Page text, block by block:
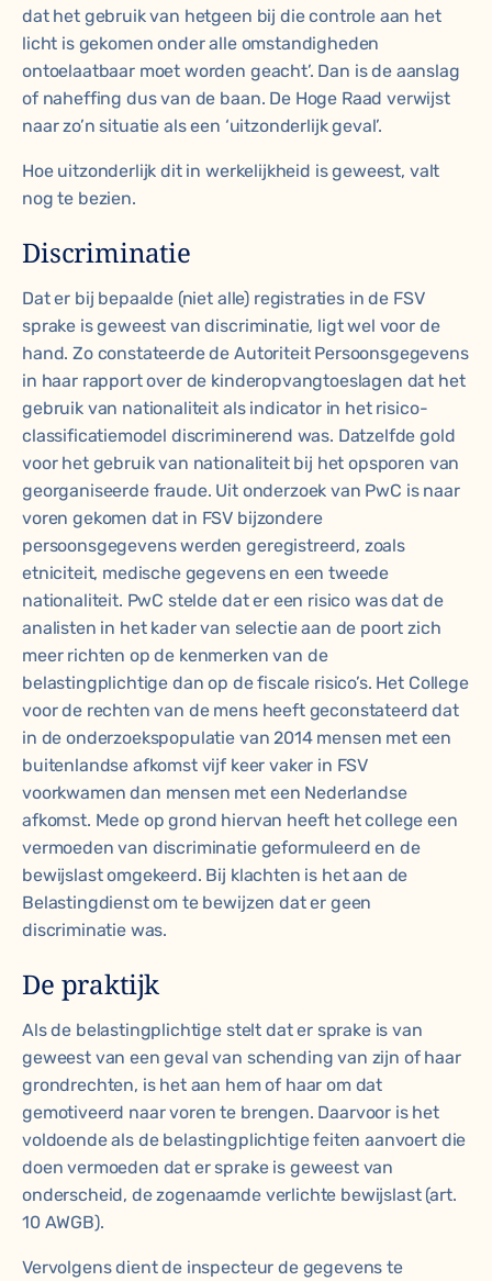
dat het gebruik van hetgeen bij die controle aan het
licht is gekomen onder alle omstandigheden
ontoelaatbaar moet worden geacht’. Dan is de aanslag
of naheffing dus van de baan. De Hoge Raad verwijst
naar zo’n situatie als een ‘uitzonderlijk geval’.
Hoe uitzonderlijk dit in werkelijkheid is geweest, valt
nog te bezien.
Discriminatie
Dat er bij bepaalde (niet alle) registraties in de FSV
sprake is geweest van discriminatie, ligt wel voor de
hand. Zo constateerde de Autoriteit Persoonsgegevens
in haar rapport over de kinderopvangtoeslagen dat het
gebruik van nationaliteit als indicator in het risico-
classificatiemodel discriminerend was. Datzelfde gold
voor het gebruik van nationaliteit bij het opsporen van
georganiseerde fraude. Uit onderzoek van PwC is naar
voren gekomen dat in FSV bijzondere
persoonsgegevens werden geregistreerd, zoals
etniciteit, medische gegevens en een tweede
nationaliteit. PwC stelde dat er een risico was dat de
analisten in het kader van selectie aan de poort zich
meer richten op de kenmerken van de
belastingplichtige dan op de fiscale risico’s. Het College
voor de rechten van de mens heeft geconstateerd dat
in de onderzoekspopulatie van 2014 mensen met een
buitenlandse afkomst vijf keer vaker in FSV
voorkwamen dan mensen met een Nederlandse
afkomst. Mede op grond hiervan heeft het college een
vermoeden van discriminatie geformuleerd en de
bewijslast omgekeerd. Bij klachten is het aan de
Belastingdienst om te bewijzen dat er geen
discriminatie was.
De praktijk
Als de belastingplichtige stelt dat er sprake is van
geweest van een geval van schending van zijn of haar
grondrechten, is het aan hem of haar om dat
gemotiveerd naar voren te brengen. Daarvoor is het
voldoende als de belastingplichtige feiten aanvoert die
doen vermoeden dat er sprake is geweest van
onderscheid, de zogenaamde verlichte bewijslast (art.
10 AWGB).
Vervolgens dient de inspecteur de gegevens te